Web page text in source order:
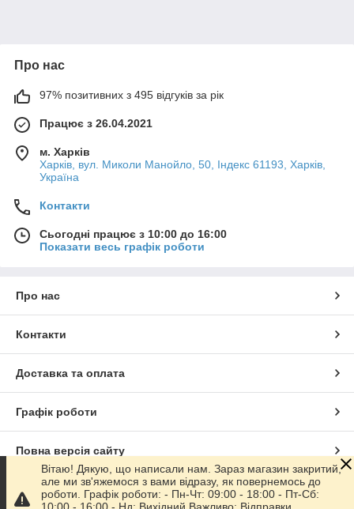
Про нас
97% позитивних з 495 відгуків за рік
Працює з 26.04.2021
м. Харків
Харків, вул. Миколи Манойло, 50, Індекс 61193, Харків,
Україна
Контакти
Сьогодні працює з 10:00 до 16:00
Показати весь графік роботи
Про нас
Контакти
Доставка та оплата
Графік роботи
Повна версія сайту
Сайт створено на маркетплейсіProm.ua
Вітаю! Дякую, що написали нам. Зараз магазин закритий,
але ми зв'яжемося з вами відразу, як повернемось до
роботи. Графік роботи: - Пн-Чт: 09:00 - 18:00 - Пт-Сб: